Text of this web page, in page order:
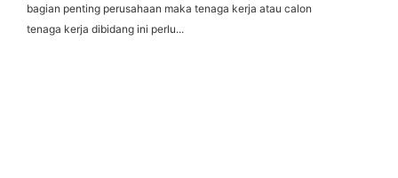
bagian penting perusahaan maka tenaga kerja atau calon
tenaga kerja dibidang ini perlu...